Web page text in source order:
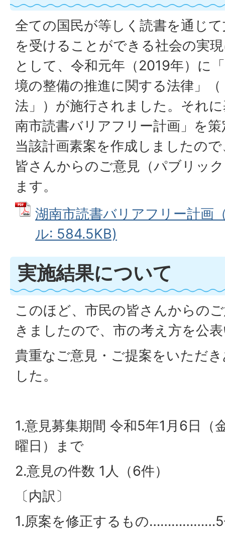
全ての国民が等しく読書を通じ
を受けることができる社会の実
として、令和元年（2019年）に
境の整備の推進に関する法律」
法」）が施行されました。それ
南市読書バリアフリー計画」を
当該計画素案を作成しましたの
皆さんからのご意見（パブリッ
ます。
湖南市読書バリアフリー計画
ル: 584.5KB)
実施結果について
このほど、市民の皆さんからの
きましたので、市の考え方を公
貴重なご意見・ご提案をいただ
した。
1.意見募集期間 令和5年1月6日（
曜日）まで
2.意見の件数 1人（6件）
〔内訳〕
1.原案を修正するもの